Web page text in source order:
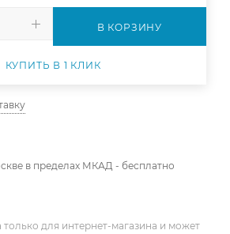
В КОРЗИНУ
КУПИТЬ В 1 КЛИК
в пределах МКАД - бесплатно
только для интернет-магазина и может